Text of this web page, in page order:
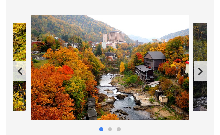
17:00）
サッポロビール博物館 公式サイト
なガラスのピラミッドや、眺めのいいモエレ山な
ど、広大な敷地をゆっくりと巡ってみては。
北海道札幌市
入場料／無料
営業時間／7:00～22:00(入園21:00まで)
定休日／無休(園内各施設は定休日あり)
アクセス／詳しくは公式サイトをご確認ください。
所在地／北海道札幌市東区モエレ沼公園1-1
お問い合わせ／011-790-1231